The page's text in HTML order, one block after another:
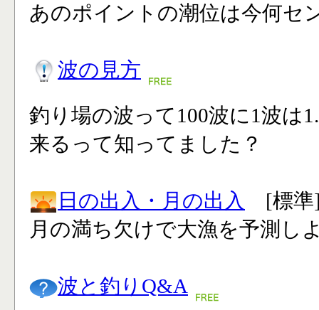
あのポイントの潮位は今何セ
波の見方
釣り場の波って100波に1波は
来るって知ってました？
日の出入・月の出入
[標準
月の満ち欠けで大漁を予測し
波と釣りQ&A